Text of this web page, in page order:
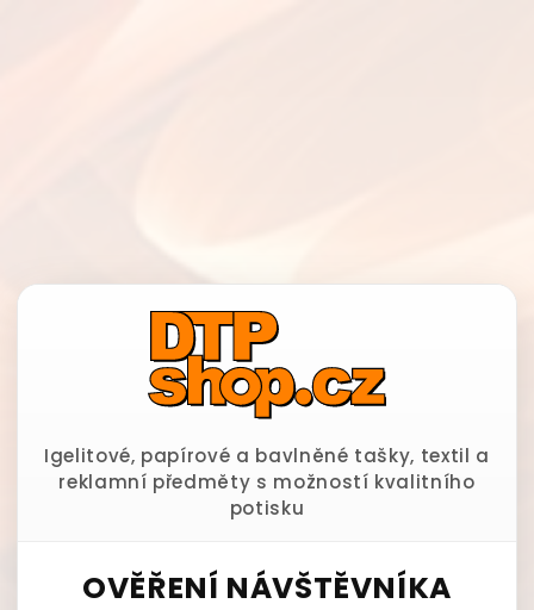
Igelitové, papírové a bavlněné tašky, textil a
reklamní předměty s možností kvalitního
potisku
OVĚŘENÍ NÁVŠTĚVNÍKA